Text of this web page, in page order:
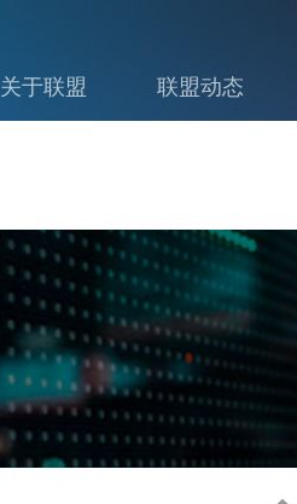
关于联盟 联盟动态